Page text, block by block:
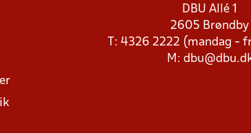
DBU Allé 1
2605 Brøndby
T: 4326 2222 (mandag -
M: